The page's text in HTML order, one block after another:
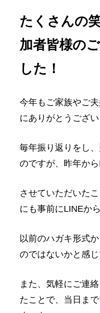
たくさんの
加者皆様の
した！
今年もご家族やご
にありがとうござい
毎年振り返りをし
のですが、昨年か
させていただいた
にも事前にLINEか
以前のハガキ形式
のではないかと感じ
また、気軽にご連
たことで、当日ま